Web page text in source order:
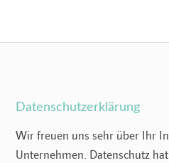
Datenschutzerklärung
Wir freuen uns sehr über Ihr
Unternehmen. Datenschutz